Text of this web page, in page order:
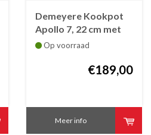
Demeyere Kookpot
Apollo 7, 22 cm met
deksel
Op voorraad
€189,00
Meer info